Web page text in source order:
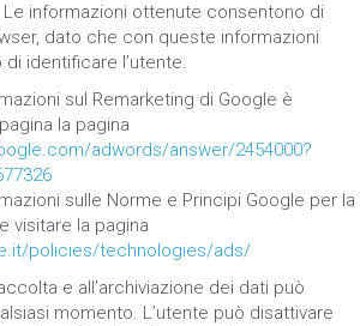
informazioni ottenute consentono di
dato che con queste informazioni
identificare l’utente.
sul Remarketing di Google è
la pagina
adwords/answer/2454000?
sulle Norme e Principi Google per la
visitare la pagina
policies/technologies/ads/
e all’archiviazione dei dati può
momento. L’utente può disattivare